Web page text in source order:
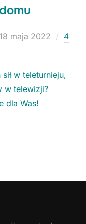
Posted
18 maja 2022
4
w teleturnieju,
w telewizji?
dla Was!
są
do